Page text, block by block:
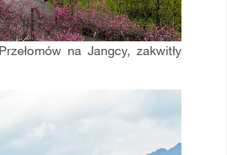
na Jangcy, zakwitły